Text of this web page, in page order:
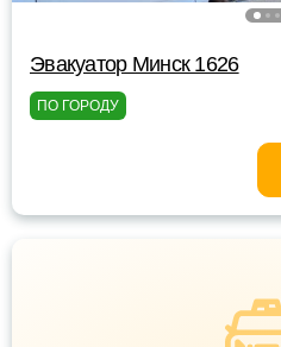
Эвакуатор Минск 1626
ПО ГОРОДУ